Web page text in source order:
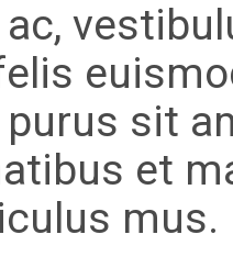
sit
et
mus.